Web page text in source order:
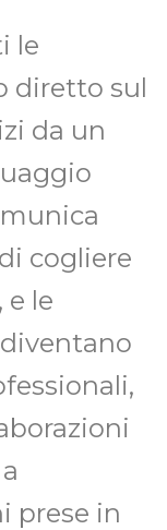
le
diretto sul
da un
cogliere
le
prese in